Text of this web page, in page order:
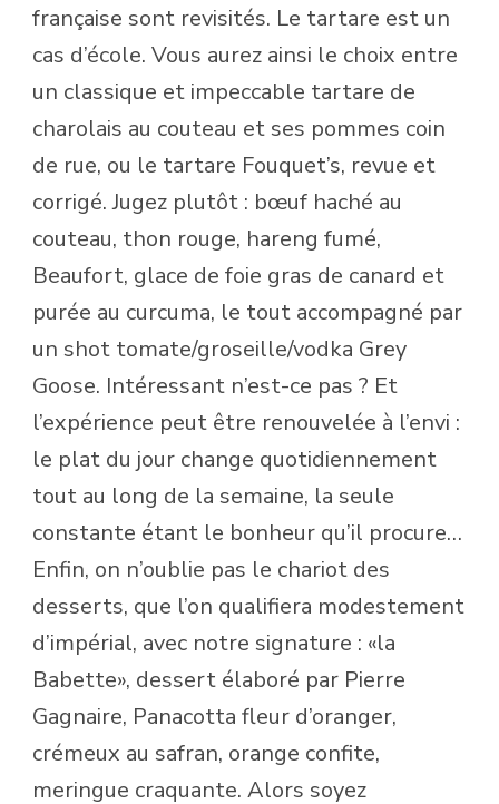
française sont revisités. Le tartare est un
cas d’école. Vous aurez ainsi le choix entre
un classique et impeccable tartare de
charolais au couteau et ses pommes coin
de rue, ou le tartare Fouquet’s, revue et
corrigé. Jugez plutôt : bœuf haché au
couteau, thon rouge, hareng fumé,
Beaufort, glace de foie gras de canard et
purée au curcuma, le tout accompagné par
un shot tomate/groseille/vodka Grey
Goose. Intéressant n’est-ce pas ? Et
l’expérience peut être renouvelée à l’envi :
le plat du jour change quotidiennement
tout au long de la semaine, la seule
constante étant le bonheur qu’il procure…
Enfin, on n’oublie pas le chariot des
desserts, que l’on qualifiera modestement
d’impérial, avec notre signature : «la
Babette», dessert élaboré par Pierre
Gagnaire, Panacotta fleur d’oranger,
crémeux au safran, orange confite,
meringue craquante. Alors soyez